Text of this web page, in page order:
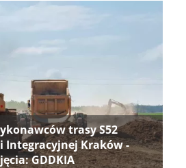
trasy S52
Integracyjnej Kraków -
GDDKIA